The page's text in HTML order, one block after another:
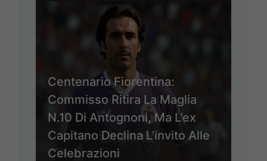
Centenario Fiorentina:
Commisso Ritira La Maglia
N.10 Di Antognoni, Ma L’ex
Capitano Declina L’invito Alle
Celebrazioni